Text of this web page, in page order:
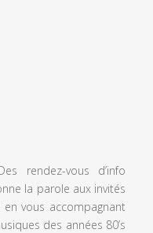
rendez-vous d’info
la parole aux invités
vous accompagnant
des années 80’s